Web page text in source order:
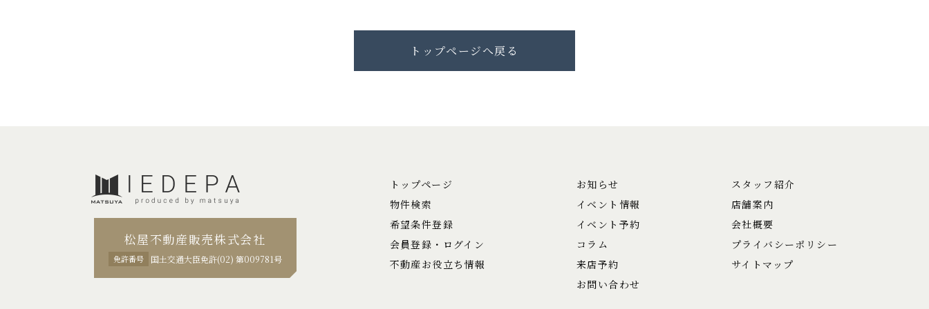
トップページへ戻る
松屋不動産販売株式会社
免許番号 国土交通大臣免許(02) 第009781号
トップページ
物件検索
希望条件登録
会員登録・ログイン
不動産お役立ち情報
お知らせ
イベント情報
イベント予約
コラム
来店予約
お問い合わせ
スタッフ紹介
店舗案内
会社概要
プライバシーポリシー
サイトマップ